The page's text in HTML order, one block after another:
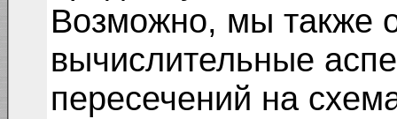
Возможно, мы также
вычислительные
пересечений на